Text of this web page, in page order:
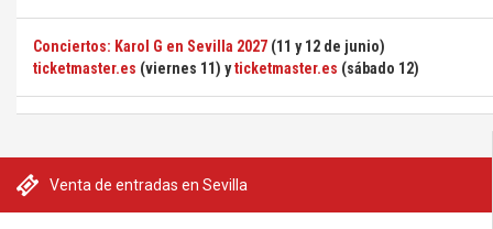
Venta de entradas en Sevilla
Conciertos: Karol G en Sevilla 2027 (11 y 12 de junio)
ticketmaster.es (viernes 11) yticketmaster.es (sábado 12)